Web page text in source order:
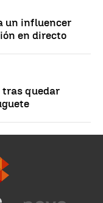
un influencer
en directo
tras quedar